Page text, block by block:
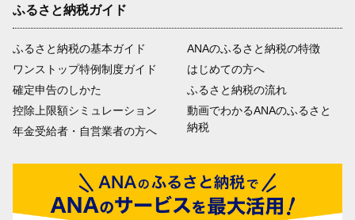
ふるさと納税ガイド
ふるさと納税の基本ガイド
ワンストップ特例制度ガイド
確定申告のしかた
控除上限額シミュレーション
年金受給者・自営業者の方へ
ANAのふるさと納税の特徴
はじめての方へ
ふるさと納税の流れ
動画でわかるANAのふるさと
納税